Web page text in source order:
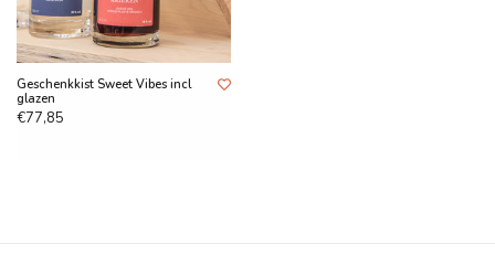
Geschenkkist Sweet Vibes incl
glazen
€77,85